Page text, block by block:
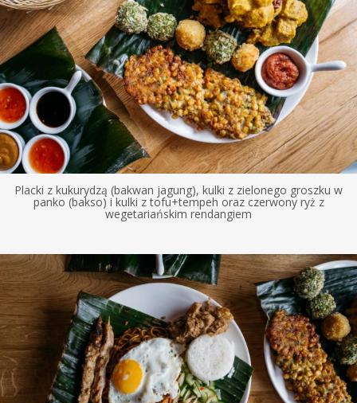
Placki z kukurydzą (bakwan jagung), kulki z zielonego groszku w
panko (bakso) i kulki z tofu+tempeh oraz czerwony ryż z
wegetariańskim rendangiem